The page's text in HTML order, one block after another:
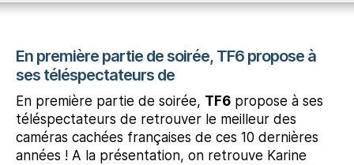
En première partie de soirée, TF6 propose à
ses téléspectateurs de
En première partie de soirée, TF6 propose à ses
téléspectateurs de retrouver le meilleur des
caméras cachées françaises de ces 10 dernières
années ! A la présentation, on retrouve Karine